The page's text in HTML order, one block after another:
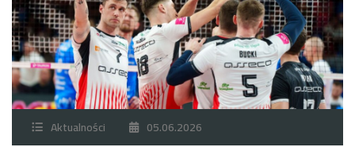
Aktualności 05.06.2026